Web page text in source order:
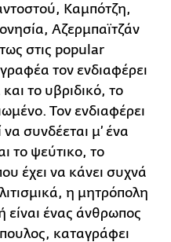
Καμπότζη,
Αζερμπαϊτζάν
στις popular
τον ενδιαφέρει
το υβριδικό, το
Τον ενδιαφέρει
συνδέεται μ’ ένα
το ψεύτικο, το
έχει να κάνει συχνά
η μητρόπολη
είναι ένας άνθρωπος
καταγράφει